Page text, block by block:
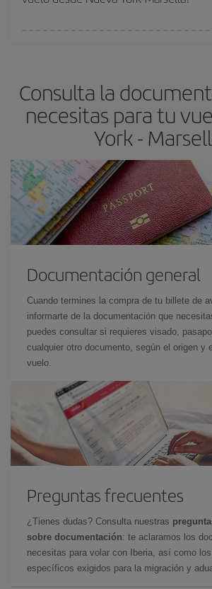
Consulta la
necesitas para tu
York -
Documentación general
Cuando termines la compra de tu billete de
informarte de la documentación que
puedes consultar si requieres visado,
cualquier otro documento, según el origen y
vuelo.
Preguntas frecuentes
¿Tienes dudas? Consulta nuestras
sobre documentación: te aclaramos los
necesitas para volar con Iberia, así como
específicos exigidos para la migración y